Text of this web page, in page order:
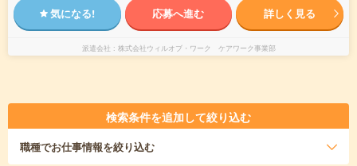
気になる! 応募へ進む 詳しく見る
派遣会社 株式会社ウィルオブ・ワーク ケアワーク事業部
検索条件を追加して絞り込む
職種でお仕事情報を絞り込む